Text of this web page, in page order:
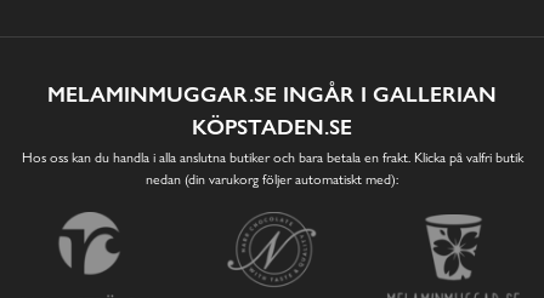
MELAMINMUGGAR.SE INGÅR I GALLERIAN
KÖPSTADEN.SE
Hos oss kan du handla i alla anslutna butiker och bara betala en frakt. Klicka på valfri butik
nedan (din varukorg följer automatiskt med):